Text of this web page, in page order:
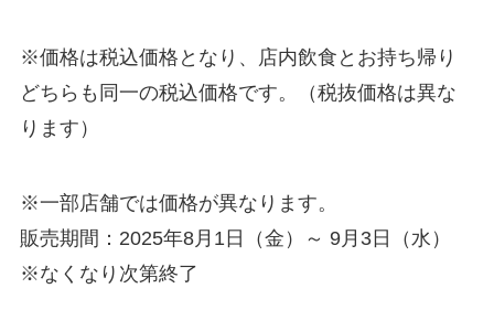
※価格は税込価格となり、店内飲食とお持ち帰り
どちらも同一の税込価格です。（税抜価格は異な
ります）
※一部店舗では価格が異なります。
販売期間：2025年8月1日（金）～ 9月3日（水）
※なくなり次第終了